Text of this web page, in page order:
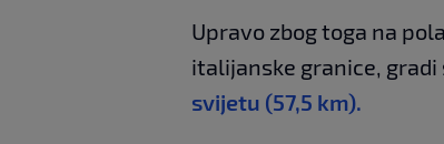
Upravo zbog toga na
italijanske granice, gradi
svijetu (57,5 km).